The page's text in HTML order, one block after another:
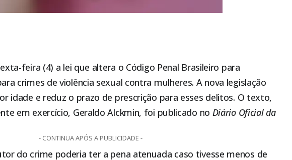
feira (4) a lei que altera o Código Penal Brasileiro para
crimes de violência sexual contra mulheres. A nova legislação
idade e reduz o prazo de prescrição para esses delitos. O texto,
em exercício, Geraldo Alckmin, foi publicado no Diário Oficial da
- CONTINUA APÓS A PUBLICIDADE -
do crime poderia ter a pena atenuada caso tivesse menos de